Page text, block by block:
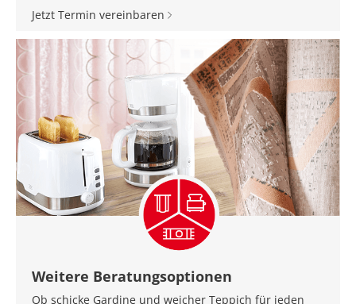
Jetzt Termin vereinbaren
Weitere Beratungsoptionen
Ob schicke Gardine und weicher Teppich für jeden